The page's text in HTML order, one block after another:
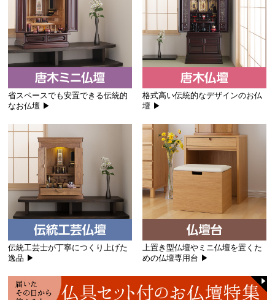
省スペースでも安置できる伝統的
なお仏壇 ▶
格式高い伝統的なデザインのお仏
壇 ▶
伝統工芸士が丁寧につくり上げた
逸品 ▶
上置き型仏壇やミニ仏壇を置くた
めの仏壇専用台 ▶